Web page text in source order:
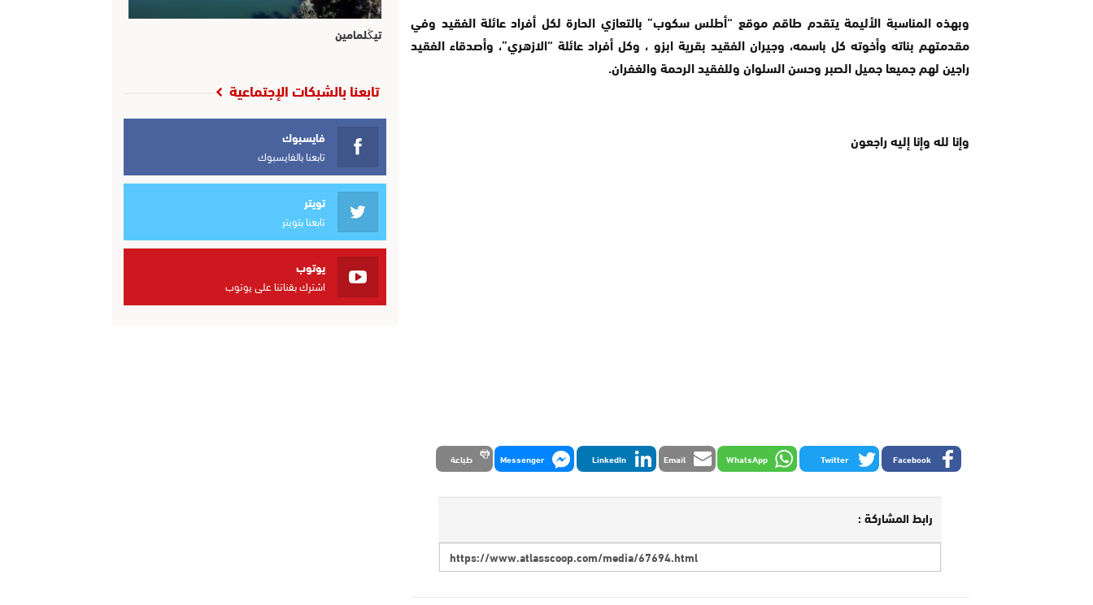
وبهذه المناسبة الأليمة يتقدم طاقم موقع “أطلس سكوب” بالتعازي الحارة لكل أفراد عائلة الفقيد وفي
مقدمتهم بناته وأخوته كل باسمه، وجيران الفقيد بقرية ابزو ، وكل أفراد عائلة “الازهري”، وأصدقاء الفقيد
راجين لهم جميعا جميل الصبر وحسن السلوان وللفقيد الرحمة والغفران.
وإنا لله وإنا إليه راجعون
Facebook
Twitter
WhatsApp
Email
LinkedIn
Messenger طباعة
رابط المشاركة :
تيڭلمامين
تابعنا بالشبكات الإجتماعية
فايسبوك
تابعنا بالفايسبوك
تويتر
تابعنا بتويتر
يوتوب
اشترك بقناتنا على يوتوب